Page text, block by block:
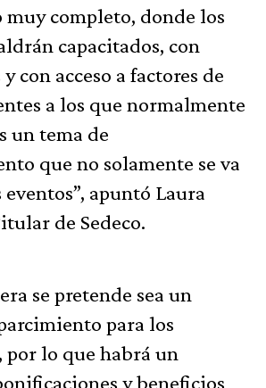
muy completo, donde los
capacitados, con
con acceso a factores de
a los que normalmente
un tema de
que no solamente se va
eventos”, apuntó Laura
de Sedeco.
se pretende sea un
para los
por lo que habrá un
y beneficios